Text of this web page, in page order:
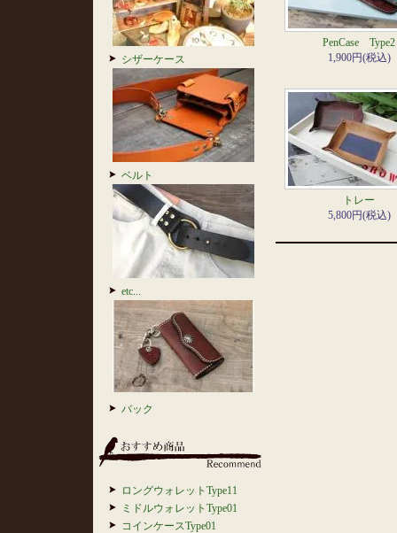
シザーケース
ベルト
etc...
バック
ロングウォレットType11
ミドルウォレットType01
コインケースType01
PenCase Type2
1,900円(税込)
トレー
5,800円(税込)